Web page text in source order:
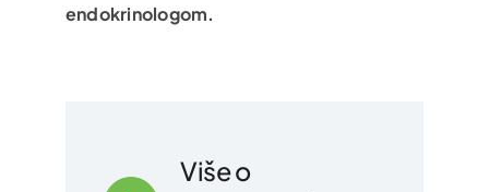
endokrinologom.
Više o